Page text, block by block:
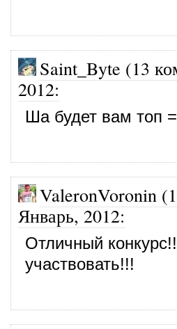
Saint_Byte (13
2012:
Ша будет вам топ
ValeronVoronin
Январь, 2012:
Отличный
участвовать!!!